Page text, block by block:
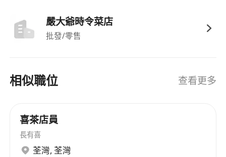
嚴大爺時令菜店
批發/零售
相似職位 查看更多
喜茶店員
長有喜
荃灣, 荃灣